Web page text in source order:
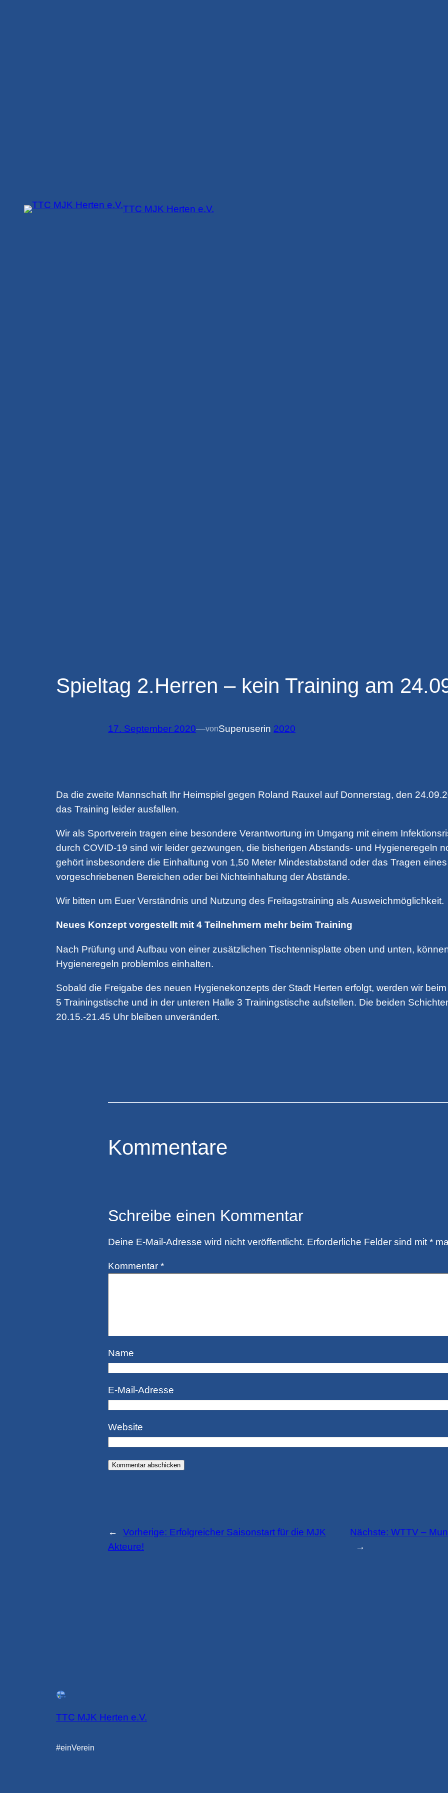
TTC MJK Herten e.V.
Spieltag 2.Herren – kein Training am
17. September 2020—vonSuperuserin 2020
Da die zweite Mannschaft Ihr Heimspiel gegen Roland Rauxel auf Donnerstag, den
das Training leider ausfallen.
Wir als Sportverein tragen eine besondere Verantwortung im Umgang mit einem
durch COVID-19 sind wir leider gezwungen, die bisherigen Abstands- und Hygieneregeln
gehört insbesondere die Einhaltung von 1,50 Meter Mindestabstand oder das Tragen
vorgeschriebenen Bereichen oder bei Nichteinhaltung der Abstände.
Wir bitten um Euer Verständnis und Nutzung des Freitagstraining als Ausweichmöglichkeit.
Neues Konzept vorgestellt mit 4 Teilnehmern mehr beim Training
Nach Prüfung und Aufbau von einer zusätzlichen Tischtennisplatte oben und unten,
Hygieneregeln problemlos einhalten.
Sobald die Freigabe des neuen Hygienekonzepts der Stadt Herten erfolgt, werden wir
5 Trainingstische und in der unteren Halle 3 Trainingstische aufstellen. Die beiden
20.15.-21.45 Uhr bleiben unverändert.
Kommentare
Schreibe einen Kommentar
Deine E-Mail-Adresse wird nicht veröffentlicht. Erforderliche Felder sind mit *
Kommentar *
Name
E-Mail-Adresse
Website
← Vorherige: Erfolgreicher Saisonstart für die MJK
Akteure!
Nächste:WTTV –
→
TTC MJK Herten e.V.
#einVerein